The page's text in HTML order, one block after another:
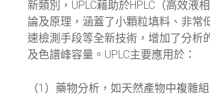
新類別，UPLC藉助於HPLC（高效液
論及原理，涵蓋了小顆粒填料、非常
速檢測手段等全新技術，增加了分析
及色譜峰容量。UPLC主要應用於：
（1）藥物分析，如天然產物中複雜